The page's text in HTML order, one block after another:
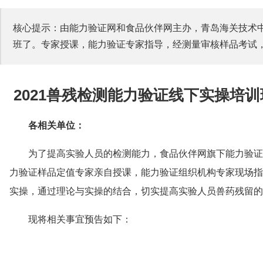
核心提示：由能力验证网和食品伙伴网主办，青岛海关技
班了。专家授课，能力验证专家指导，经测量审核样品考
2021兽残检测能力验证线下实操培
各相关单位：
为了提高实验人员的检测能力，食品伙伴网旗下能力验
力验证样品定值专家亲自授课，能力验证组织机构专家现场
实操，通过理论与实操的结合，切实提高实验人员兽药残留
现将相关事宜预告如下：